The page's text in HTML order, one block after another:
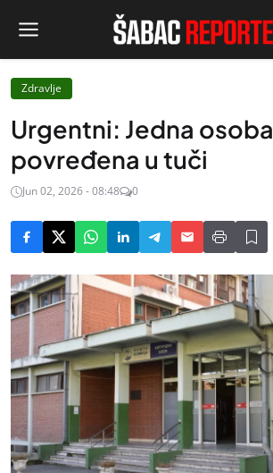
Zdravlje
Urgentni: Jedna osoba
povređena u tuči
Jun 02, 2026 - 08:48 0